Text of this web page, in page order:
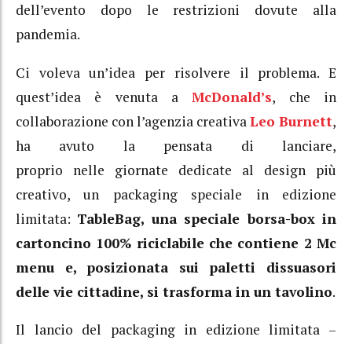
dell’evento dopo le restrizioni dovute alla
pandemia.
Ci voleva un’idea per risolvere il problema. E
quest’idea è venuta aMcDonald’s, che in
collaborazione con l’agenzia creativaLeo Burnett,
ha avuto la pensata di lanciare,
proprio nelle giornate dedicate al design più
creativo, un packaging speciale in edizione
limitata: TableBag, una speciale borsa-box in
cartoncino 100% riciclabile che contiene 2 Mc
menu e, posizionata sui paletti dissuasori
delle vie cittadine, si trasforma in un tavolino.
Il lancio del packaging in edizione limitata –